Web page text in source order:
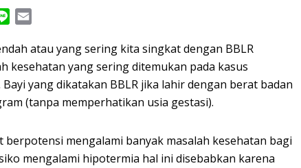
Line
atau yang sering kita singkat dengan BBLR
kesehatan yang sering ditemukan pada kasus
yang dikatakan BBLR jika lahir dengan berat badan
(tanpa memperhatikan usia gestasi).
berpotensi mengalami banyak masalah kesehatan bagi
mengalami hipotermia hal ini disebabkan karena